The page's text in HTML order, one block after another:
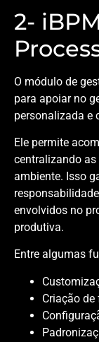
2-
O módulo de
para apoiar no
personalizada e
Ele permite
centralizando
ambiente. Isso
envolvidos no
produtiva.
Entre algumas
Criação